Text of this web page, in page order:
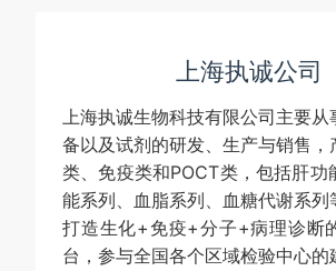
上海执诚公司
上海执诚生物科技有限公司主要从
备以及试剂的研发、生产与销售，
类、免疫类和POCT类，包括肝功
能系列、血脂系列、血糖代谢系列
打造生化+免疫+分子+病理诊断
台，参与全国各个区域检验中心的